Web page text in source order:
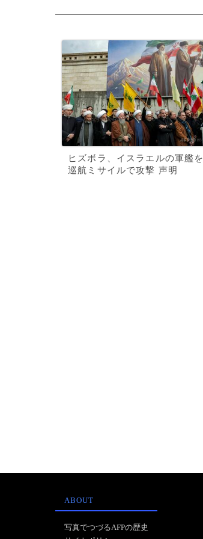
ヒズボラ、イスラエルの軍艦を
巡航ミサイルで攻撃 声明
ABOUT
写真でつづるAFPの歴史